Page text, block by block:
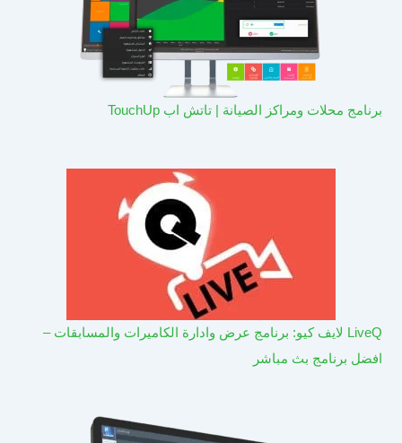
برنامج محلات ومراكز الصيانة | تاتش اب TouchUp
LiveQ لايف كيو: برنامج عرض وادارة الكاميرات والمسابقات –
افضل برنامج بث مباشر